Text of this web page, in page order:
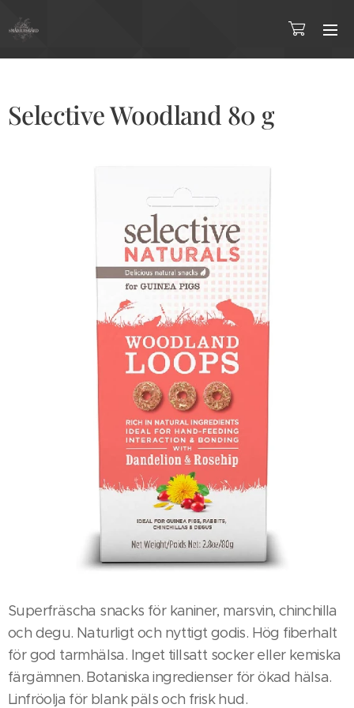
Selective Woodland 80 g
Superfräscha snacks för kaniner, marsvin, chinchilla
och degu. Naturligt och nyttigt godis. Hög fiberhalt
för god tarmhälsa. Inget tillsatt socker eller kemiska
färgämnen. Botaniska ingredienser för ökad hälsa.
Linfröolja för blank päls och frisk hud.